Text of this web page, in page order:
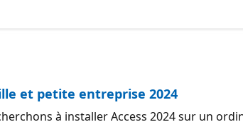
et petite entreprise 2024
à installer Access 2024 sur un